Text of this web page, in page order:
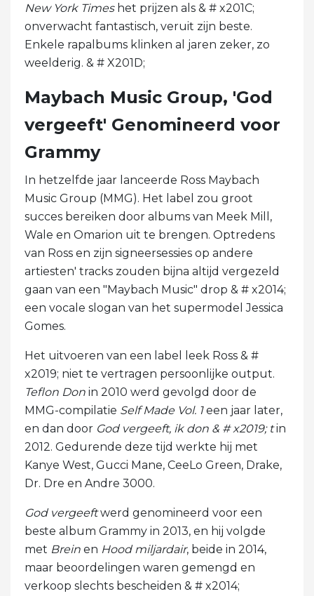
New York Timeshet prijzen als & # x201C;
onverwacht fantastisch, veruit zijn beste.
Enkele rapalbums klinken al jaren zeker, zo
weelderig. & # X201D;
Maybach Music Group, 'God
vergeeft' Genomineerd voor
Grammy
In hetzelfde jaar lanceerde Ross Maybach
Music Group (MMG). Het label zou groot
succes bereiken door albums van Meek Mill,
Wale en Omarion uit te brengen. Optredens
van Ross en zijn signeersessies op andere
artiesten' tracks zouden bijna altijd vergezeld
gaan van een "Maybach Music" drop & # x2014;
een vocale slogan van het supermodel Jessica
Gomes.
Het uitvoeren van een label leek Ross & #
x2019; niet te vertragen persoonlijke output.
Teflon Don in 2010 werd gevolgd door de
MMG-compilatie Self Made Vol. 1een jaar later,
en dan door God vergeeft, ik don & # x2019; tin
2012. Gedurende deze tijd werkte hij met
Kanye West, Gucci Mane, CeeLo Green, Drake,
Dr. Dre en Andre 3000.
God vergeeftwerd genomineerd voor een
beste album Grammy in 2013, en hij volgde
met Brein en Hood miljardair, beide in 2014,
maar beoordelingen waren gemengd en
verkoop slechts bescheiden & # x2014;